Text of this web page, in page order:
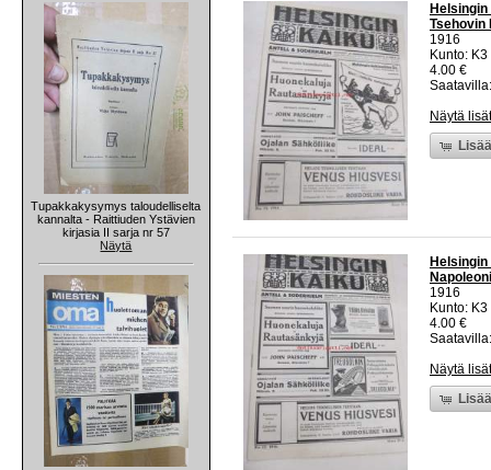
Tupakkakysymys taloudelliselta
kannalta - Raittiuden Ystävien
kirjasia II sarja nr 57
Näytä
1916
Kunto:
4.00 €
Näytä
1916
Kunto:
4.00 €
Näytä